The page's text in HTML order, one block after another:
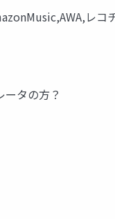
レコ
タの方？